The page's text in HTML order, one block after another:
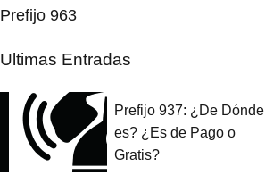
Prefijo 963
Ultimas Entradas
Prefijo 937: ¿De Dónde
es? ¿Es de Pago o
Gratis?